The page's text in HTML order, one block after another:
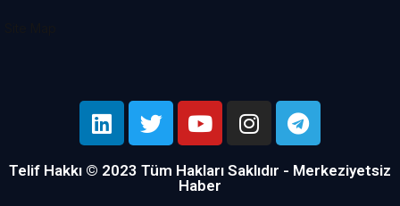
Telif Hakkı © 2023 Tüm Hakları Saklıdır - Merkeziyetsiz
Haber